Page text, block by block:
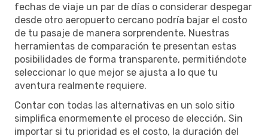
fechas de viaje un par de días o considerar despegar
desde otro aeropuerto cercano podría bajar el costo
de tu pasaje de manera sorprendente. Nuestras
herramientas de comparación te presentan estas
posibilidades de forma transparente, permitiéndote
seleccionar lo que mejor se ajusta a lo que tu
aventura realmente requiere.
Contar con todas las alternativas en un solo sitio
simplifica enormemente el proceso de elección. Sin
importar si tu prioridad es el costo, la duración del